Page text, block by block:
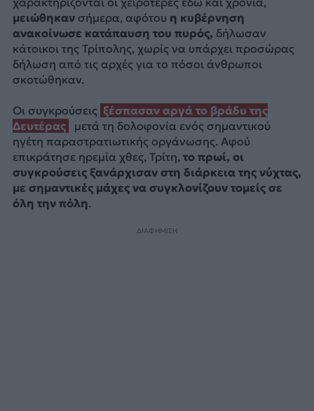
μειώθηκανσήμερα, αφότου η κυβέρνηση
ανακοίνωσε κατάπαυση του πυρός, δήλωσαν
κάτοικοι της Τρίπολης, χωρίς να υπάρχει προσώρας
δήλωση από τις αρχές για το πόσοι άνθρωποι
σκοτώθηκαν.
Οι συγκρούσεις ξέσπασαν αργά το βράδυ της
Δευτέρας
μετά τη δολοφονία ενός σημαντικού
ηγέτη παραστρατιωτικής οργάνωσης. Αφού
επικράτησε ηρεμία χθες, Τρίτη, το πρωί, οι
συγκρούσεις ξανάρχισαν στη διάρκεια της νύχτας,
με σημαντικές μάχες να συγκλονίζουν τομείς σε
όλη την πόλη.
ΔΙΑΦΗΜΙΣΗ